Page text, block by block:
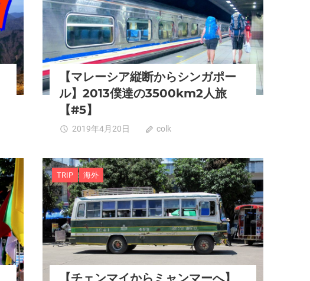
【マレーシア縦断からシンガポー
ル】2013僕達の3500km2人旅
【#5】
2019年4月20日 colk
TRIP 海外
【チェンマイからミャンマーへ】